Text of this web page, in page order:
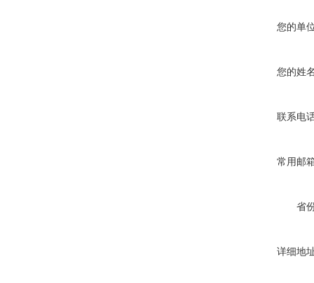
您的单
您的姓
联系电
常用邮
省
详细地